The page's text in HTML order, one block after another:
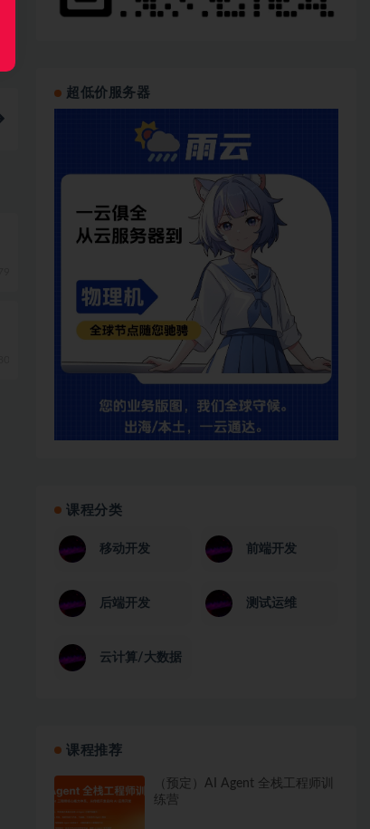
超低价服务器
课程分类
移动开发 前端开发
后端开发 测试运维
云计算/大数据
课程推荐
（预定）AI Agent 全栈工程师训
练营